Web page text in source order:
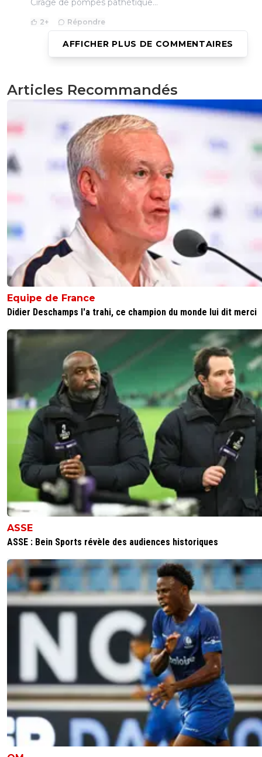
Cirage de pompes pathétique...
2+ Répondre
J'y crois pas une seconde....! Rends l'argent kiki !!
3+ Répondre
l-mir-abelle 14 juin 2026 à 22:28 +155
Tkt Kiki nous aussi nous sommes très heureux que tu
Réal, vraiment très heureux mouhahaha 😂
Répondre
14 juin 2026 à 21:54 1605
Quel tissu d'inepties !
Nasser et Kylian Mbappé vont s'étrangler s'ils tombent
article. Mdr
Répondre
AFFICHER PLUS DE COMMENTAIRES
Articles Recommandés
Equipe de France
Didier Deschamps l'a trahi, ce champion du monde lui dit merci
ASSE
ASSE : Bein Sports révèle des audiences historiques